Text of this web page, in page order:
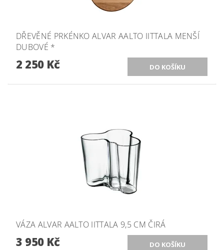
DŘEVĚNÉ PRKÉNKO ALVAR AALTO IITTALA MENŠÍ
DUBOVÉ *
2 250 Kč
VÁZA ALVAR AALTO IITTALA 9,5 CM ČIRÁ
3 950 Kč